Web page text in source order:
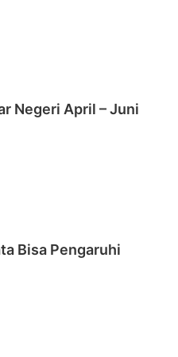
Negeri April – Juni
Bisa Pengaruhi